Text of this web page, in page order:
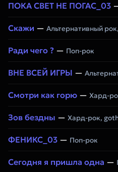
ПОКА СВЕТ НЕ ПОГАС_03
Скажи — Альтернативный
Ради чего ? — Поп-рок
ВНЕ ВСЕЙ ИГРЫ —
Смотри как горю — Хард-
Зов бездны — Хард-рок,
ФЕНИКС_03 — Поп-рок
Сегодня я пришла одна —